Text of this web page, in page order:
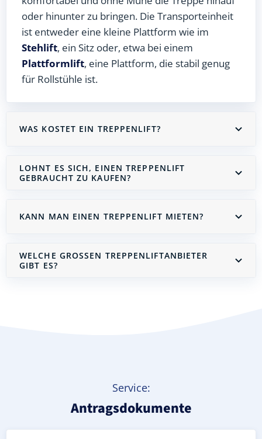
oder hinunter zu bringen. Die Transporteinheit
ist entweder eine kleine Plattform wie im
Stehlift, ein Sitz oder, etwa bei einem
Plattformlift, eine Plattform, die stabil genug
für Rollstühle ist.
WAS KOSTET EIN TREPPENLIFT?
LOHNT ES SICH, EINEN TREPPENLIFT
GEBRAUCHT ZU KAUFEN?
KANN MAN EINEN TREPPENLIFT MIETEN?
WELCHE GROSSEN TREPPENLIFTANBIETER G
IBT ES?
Service:
Antragsdokumente